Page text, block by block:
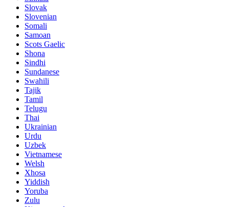
Slovak
Slovenian
Somali
Samoan
Scots Gaelic
Shona
Sindhi
Sundanese
Swahili
Tajik
Tamil
Telugu
Thai
Ukrainian
Urdu
Uzbek
Vietnamese
Welsh
Xhosa
Yiddish
Yoruba
Zulu